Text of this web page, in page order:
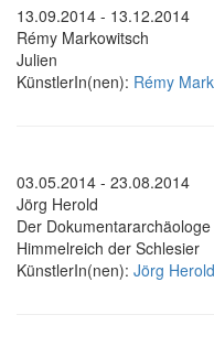
13.09.2014 - 13.12.2014
Rémy Markowitsch
Julien
KünstlerIn(nen): Rémy
03.05.2014 - 23.08.2014
Jörg Herold
Der
Himmelreich der Schlesier
KünstlerIn(nen): Jörg Herold